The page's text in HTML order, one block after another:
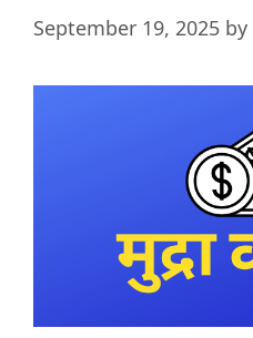
September 19, 2025 by